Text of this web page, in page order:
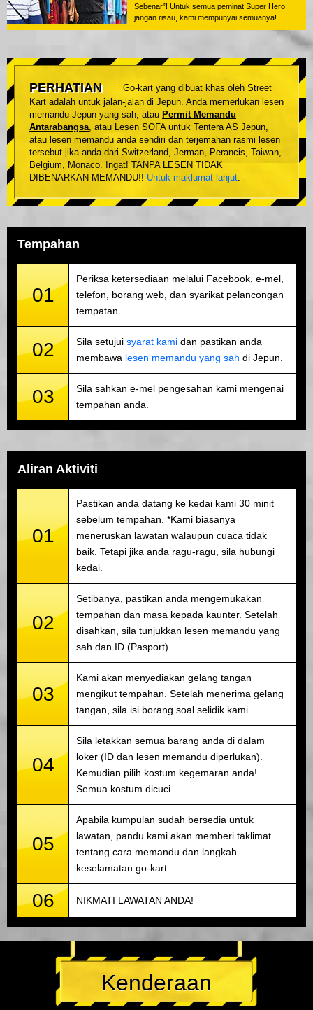
Sebenar”! Untuk semua peminat Super Hero,
jangan risau, kami mempunyai semuanya!
PERHATIAN
Go-kart yang dibuat khas oleh Street
Kart adalah untuk jalan-jalan di Jepun. Anda memerlukan lesen
memandu Jepun yang sah, atau Permit Memandu
Antarabangsa, atau Lesen SOFA untuk Tentera AS Jepun,
atau lesen memandu anda sendiri dan terjemahan rasmi lesen
tersebut jika anda dari Switzerland, Jerman, Perancis, Taiwan,
Belgium, Monaco. Ingat! TANPA LESEN TIDAK
DIBENARKAN MEMANDU!! Untuk maklumat lanjut.
Tempahan
01
Periksa ketersediaan melalui Facebook, e-mel,
telefon, borang web, dan syarikat pelancongan
tempatan.
02 Sila setujui syarat kami dan pastikan anda
membawa lesen memandu yang sah di Jepun.
03
Sila sahkan e-mel pengesahan kami mengenai
tempahan anda.
Aliran Aktiviti
01
Pastikan anda datang ke kedai kami 30 minit
sebelum tempahan. *Kami biasanya
meneruskan lawatan walaupun cuaca tidak
baik. Tetapi jika anda ragu-ragu, sila hubungi
kedai.
02
Setibanya, pastikan anda mengemukakan
tempahan dan masa kepada kaunter. Setelah
disahkan, sila tunjukkan lesen memandu yang
sah dan ID (Pasport).
03
Kami akan menyediakan gelang tangan
mengikut tempahan. Setelah menerima gelang
tangan, sila isi borang soal selidik kami.
04
Sila letakkan semua barang anda di dalam
loker (ID dan lesen memandu diperlukan).
Kemudian pilih kostum kegemaran anda!
Semua kostum dicuci.
05
Apabila kumpulan sudah bersedia untuk
lawatan, pandu kami akan memberi taklimat
tentang cara memandu dan langkah
keselamatan go-kart.
06 NIKMATI LAWATAN ANDA!
Kenderaan